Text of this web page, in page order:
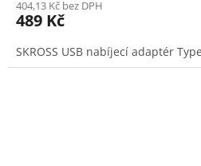
404,13 Kč bez DPH
489 Kč
SKROSS USB nabíjecí adaptér